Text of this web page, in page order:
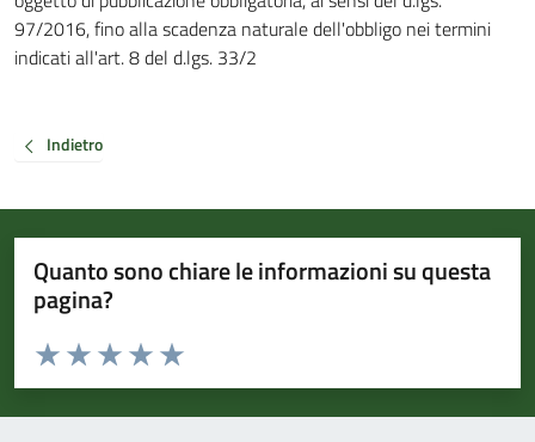
97/2016, fino alla scadenza naturale dell'obbligo nei termini
indicati all'art. 8 del d.lgs. 33/2
Indietro
Quanto sono chiare le informazioni su questa
pagina?
Valuta da 1 a 5 stelle la pagina
Valuta 5 stelle su 5
Valuta 4 stelle su 5
Valuta 3 stelle su 5
Valuta 2 stelle su 5
Valuta 1 stelle su 5